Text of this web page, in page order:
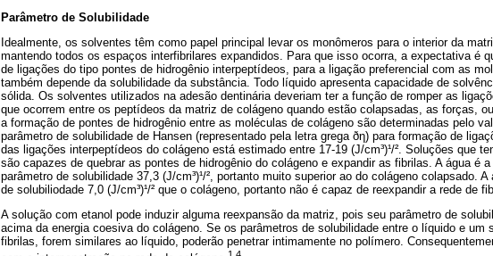
Parâmetro de Solubilidade
Idealmente, os solventes têm como papel principal levar os monômeros para o interior da
mantendo todos os espaços interfibrilares expandidos. Para que isso ocorra, a expectativa é
de ligações do tipo pontes de hidrogênio interpeptídeos, para a ligação preferencial com as
também depende da solubilidade da substância. Todo líquido apresenta capacidade de
sólida. Os solventes utilizados na adesão dentinária deveriam ter a função de romper as
que ocorrem entre os peptídeos da matriz de colágeno quando estão colapsadas, as forças,
a formação de pontes de hidrogênio entre as moléculas de colágeno são determinadas pelo
parâmetro de solubilidade de Hansen (representado pela letra grega ðη) para formação de
das ligações interpeptídeos do colágeno está estimado entre 17-19 (J/cm³)¹/². Soluções que
são capazes de quebrar as pontes de hidrogênio do colágeno e expandir as fibrilas. A água é
parâmetro de solubilidade 37,3 (J/cm³)¹/², portanto muito superior ao do colágeno colapsado.
de solubiliodade 7,0 (J/cm³)¹/² que o colágeno, portanto não é capaz de reexpandir a rede de
A solução com etanol pode induzir alguma reexpansão da matriz, pois seu parâmetro de
acima da energia coesiva do colágeno. Se os parâmetros de solubilidade entre o líquido e um
fibrilas, forem similares ao líquido, poderão penetrar intimamente no polímero.
1,4